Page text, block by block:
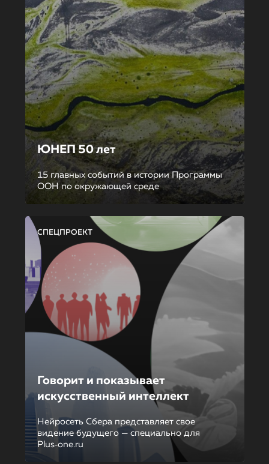
ЮНЕП 50 лет
15 главных событий в истории Программы
ООН по окружающей среде
СПЕЦПРОЕКТ
Говорит и показывает
искусственный интеллект
Нейросеть Сбера представляет свое
видение будущего — специально для
Plus‑one.ru